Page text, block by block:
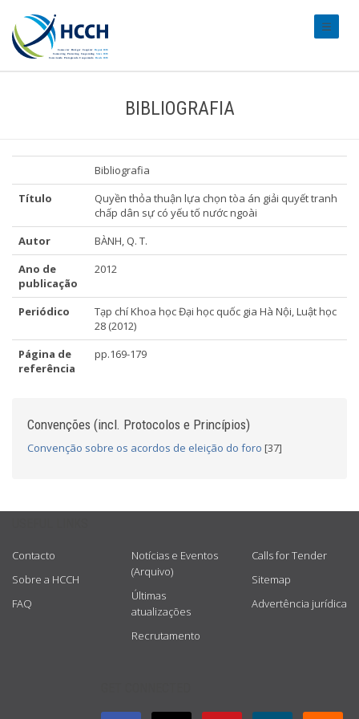
BIBLIOGRAFIA
Bibliografia
Título
Quyền thỏa thuận lựa chọn tòa án giải quyết tranh
chấp dân sự có yếu tố nước ngoài
Autor
BÀNH, Q. T.
Ano de
publicação
2012
Periódico
Tạp chí Khoa học Đại học quốc gia Hà Nội, Luật học
28 (2012)
Página de
referência
pp.169-179
Convenções (incl. Protocolos e Princípios)
Convenção sobre os acordos de eleição do foro [37]
Contacto
Sobre a HCCH
FAQ
Notícias e Eventos
(Arquivo)
Últimas
atualizações
Recrutamento
Calls for Tender
Sitemap
Advertência jurídica